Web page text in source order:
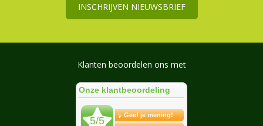
INSCHRIJVEN NIEUWSBRIEF
Klanten beoordelen ons met